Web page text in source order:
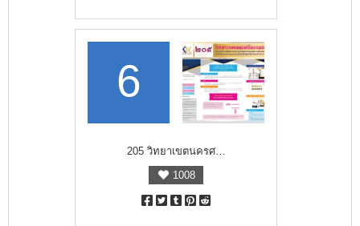
6
205 วิทยาเขตนครศ…
1008